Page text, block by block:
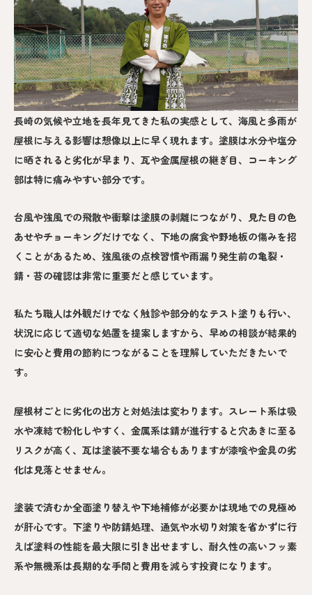
長崎の気候や立地を長年見てきた私の実感として、海風と多雨が
屋根に与える影響は想像以上に早く現れます。塗膜は水分や塩分
に晒されると劣化が早まり、瓦や金属屋根の継ぎ目、コーキング
部は特に痛みやすい部分です。
台風や強風での飛散や衝撃は塗膜の剥離につながり、見た目の色
あせやチョーキングだけでなく、下地の腐食や野地板の傷みを招
くことがあるため、強風後の点検習慣や雨漏り発生前の亀裂・
錆・苔の確認は非常に重要だと感じています。
私たち職人は外観だけでなく触診や部分的なテスト塗りも行い、
状況に応じて適切な処置を提案しますから、早めの相談が結果的
に安心と費用の節約につながることを理解していただきたいで
す。
屋根材ごとに劣化の出方と対処法は変わります。スレート系は吸
水や凍結で粉化しやすく、金属系は錆が進行すると穴あきに至る
リスクが高く、瓦は塗装不要な場合もありますが漆喰や金具の劣
化は見落とせません。
塗装で済むか全面塗り替えや下地補修が必要かは現地での見極め
が肝心です。下塗りや防錆処理、通気や水切り対策を省かずに行
えば塗料の性能を最大限に引き出せますし、耐久性の高いフッ素
系や無機系は長期的な手間と費用を減らす投資になります。